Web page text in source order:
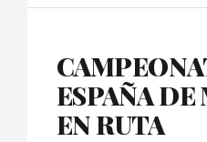
ESPAÑA
EN RUTA